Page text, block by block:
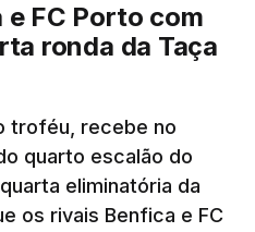
FC Porto com
ronda da Taça
troféu, recebe no
quarto escalão do
eliminatória da
os rivais Benfica e FC